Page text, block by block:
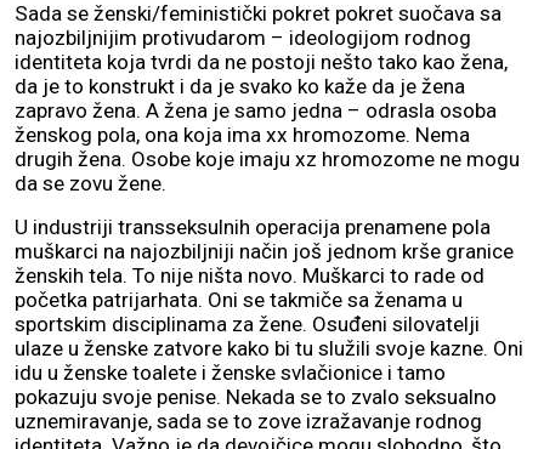
Sada se ženski/feministički pokret pokret suočava sa
najozbiljnijim protivudarom – ideologijom rodnog
identiteta koja tvrdi da ne postoji nešto tako kao žena,
da je to konstrukt i da je svako ko kaže da je žena
zapravo žena. A žena je samo jedna – odrasla osoba
ženskog pola, ona koja ima xx hromozome. Nema
drugih žena. Osobe koje imaju xz hromozome ne mogu
da se zovu žene.
U industriji transseksulnih operacija prenamene pola
muškarci na najozbiljniji način još jednom krše granice
ženskih tela. To nije ništa novo. Muškarci to rade od
početka patrijarhata. Oni se takmiče sa ženama u
sportskim disciplinama za žene. Osuđeni silovatelji
ulaze u ženske zatvore kako bi tu služili svoje kazne. Oni
idu u ženske toalete i ženske svlačionice i tamo
pokazuju svoje penise. Nekada se to zvalo seksualno
uznemiravanje, sada se to zove izražavanje rodnog